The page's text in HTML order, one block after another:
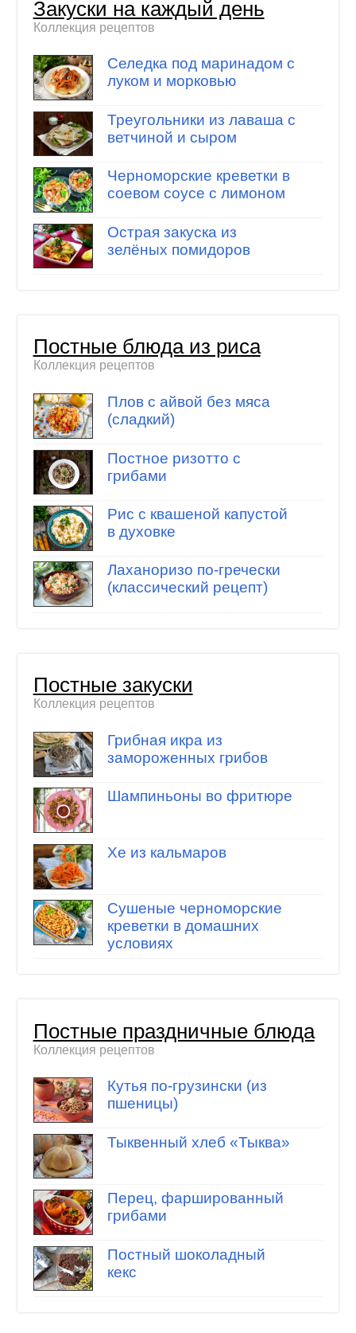
Закуски на каждый день
Коллекция рецептов
Селедка под маринадом с
луком и морковью
Треугольники из лаваша с
ветчиной и сыром
Черноморские креветки в
соевом соусе с лимоном
Острая закуска из
зелёных помидоров
Постные блюда из риса
Коллекция рецептов
Плов с айвой без мяса
(сладкий)
Постное ризотто с
грибами
Рис с квашеной капустой
в духовке
Лаханоризо по-гречески
(классический рецепт)
Постные закуски
Коллекция рецептов
Грибная икра из
замороженных грибов
Шампиньоны во фритюре
Хе из кальмаров
Сушеные черноморские
креветки в домашних
условиях
Постные праздничные блюда
Коллекция рецептов
Кутья по-грузински (из
пшеницы)
Тыквенный хлеб «Тыква»
Перец, фаршированный
грибами
Постный шоколадный
кекс